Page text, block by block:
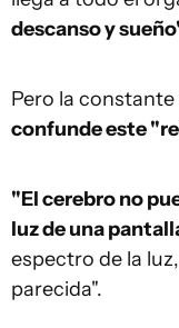
descanso y
Pero la
confunde este
"El cerebro no
luz de una
espectro de la
parecida".